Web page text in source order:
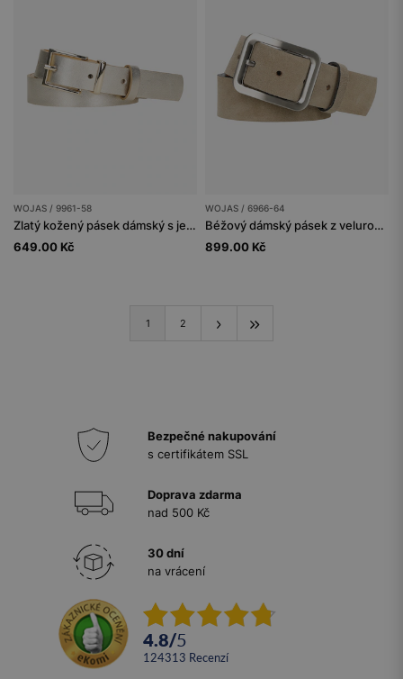
WOJAS / 9961-58
Zlatý kožený pásek dámský s jemnou přezkou
649.00 Kč
WOJAS / 6966-64
Béžový dámský pásek z velurové štípané kůže
899.00 Kč
1 2
Bezpečné nakupování
s certifikátem SSL
Doprava zdarma
nad 500 Kč
30 dní
na vrácení
4.8/5
124313 recenzí